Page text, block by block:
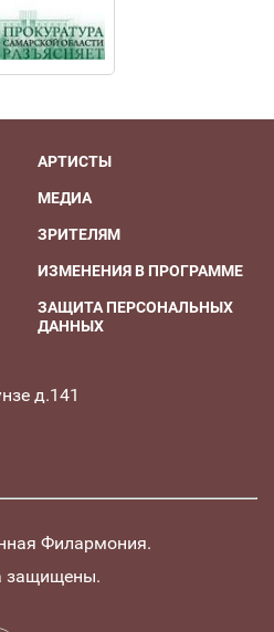
АРТИСТЫ
МЕДИА
ЗРИТЕЛЯМ
ИЗМЕНЕНИЯ В ПРОГРАММЕ
ЗАЩИТА ПЕРСОНАЛЬНЫХ
ДАННЫХ
д.141
Филармония.
защищены.